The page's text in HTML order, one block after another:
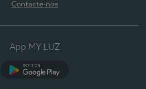
Contacte-nos
App MY LUZ